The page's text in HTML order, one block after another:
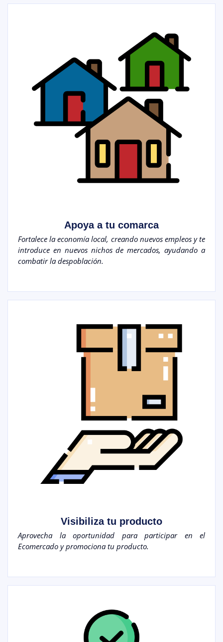
Apoya a tu comarca
Fortalece la economía local, creando nuevos empleos y te
introduce en nuevos nichos de mercados, ayudando a
combatir la despoblación.
Visibiliza tu producto
Aprovecha la oportunidad para participar en el
Ecomercado y promociona tu producto.